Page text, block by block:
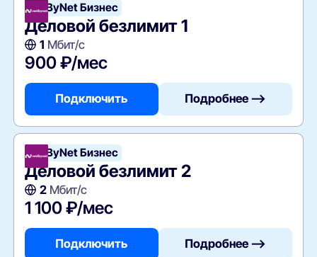
NetByNet Бизнес
Деловой безлимит 1
1 Мбит/с
900 ₽/мес
Подключить Подробнее —>
NetByNet Бизнес
Деловой безлимит 2
2Мбит/с
1 100 ₽/мес
Подключить Подробнее —>